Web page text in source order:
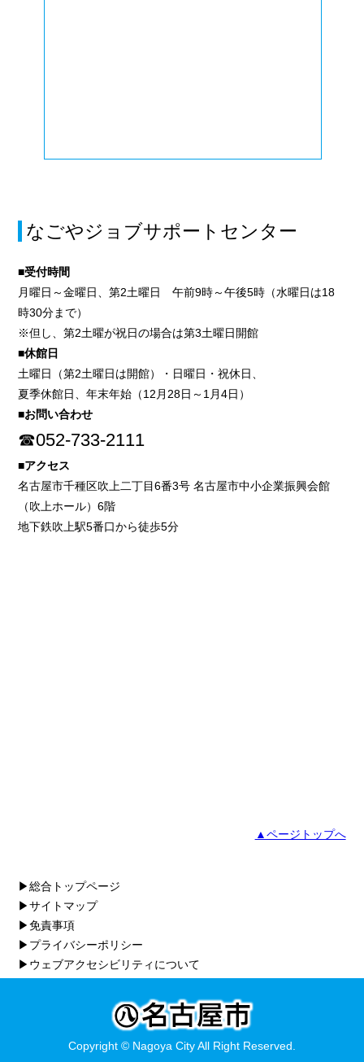
なごやジョブサポートセンター
■受付時間
月曜日～金曜日、第2土曜日 午前9時～午後5時（水曜日は18
時30分まで）
※但し、第2土曜が祝日の場合は第3土曜日開館
■休館日
土曜日（第2土曜日は開館）・日曜日・祝休日、
夏季休館日、年末年始（12月28日～1月4日）
■お問い合わせ
☎052-733-2111
■アクセス
名古屋市千種区吹上二丁目6番3号 名古屋市中小企業振興会館
（吹上ホール）6階
地下鉄吹上駅5番口から徒歩5分
▲ページトップへ
▶総合トップページ
▶サイトマップ
▶免責事項
▶プライバシーポリシー
▶ウェブアクセシビリティについて
Copyright © Nagoya City All Right Reserved.